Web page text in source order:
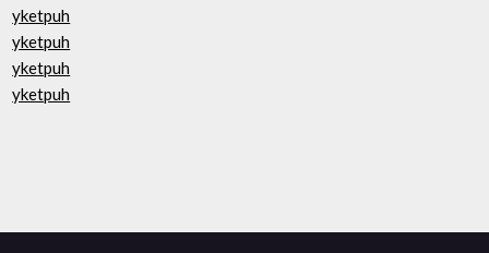
yketpuh
yketpuh
yketpuh
yketpuh